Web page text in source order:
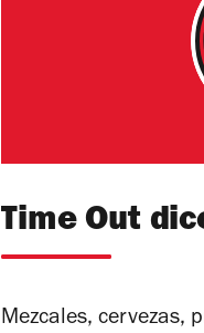
Time Out
Mezcales, cervezas,